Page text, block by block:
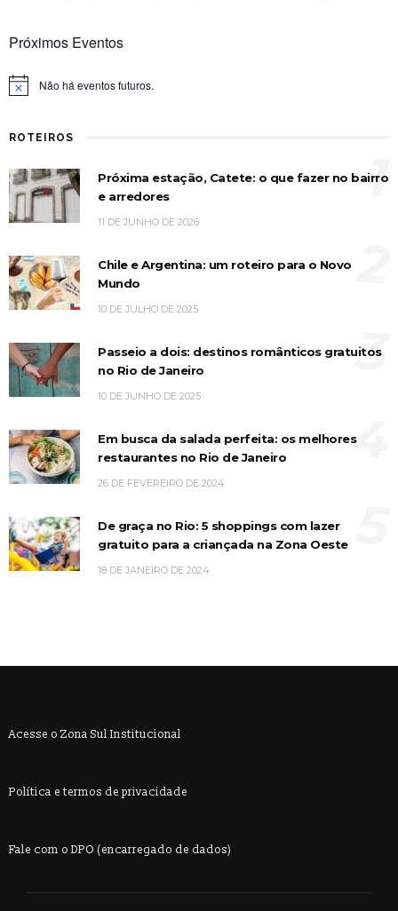
Próximos Eventos
Notice Não há eventos futuros.
ROTEIROS
Próxima estação, Catete: o que fazer no bairro
e arredores
11 DE JUNHO DE 2026
1
Chile e Argentina: um roteiro para o Novo
Mundo
10 DE JULHO DE 2025
Passeio a dois: destinos românticos gratuitos
no Rio de Janeiro
10 DE JUNHO DE 2025
3
Em busca da salada perfeita: os melhores
restaurantes no Rio de Janeiro
26 DE FEVEREIRO DE 2024
4
De graça no Rio: 5 shoppings com lazer
gratuito para a criançada na Zona Oeste
18 DE JANEIRO DE 2024
Acesse o Zona Sul Institucional
Política e termos de privacidade
Fale com o DPO (encarregado de dados)